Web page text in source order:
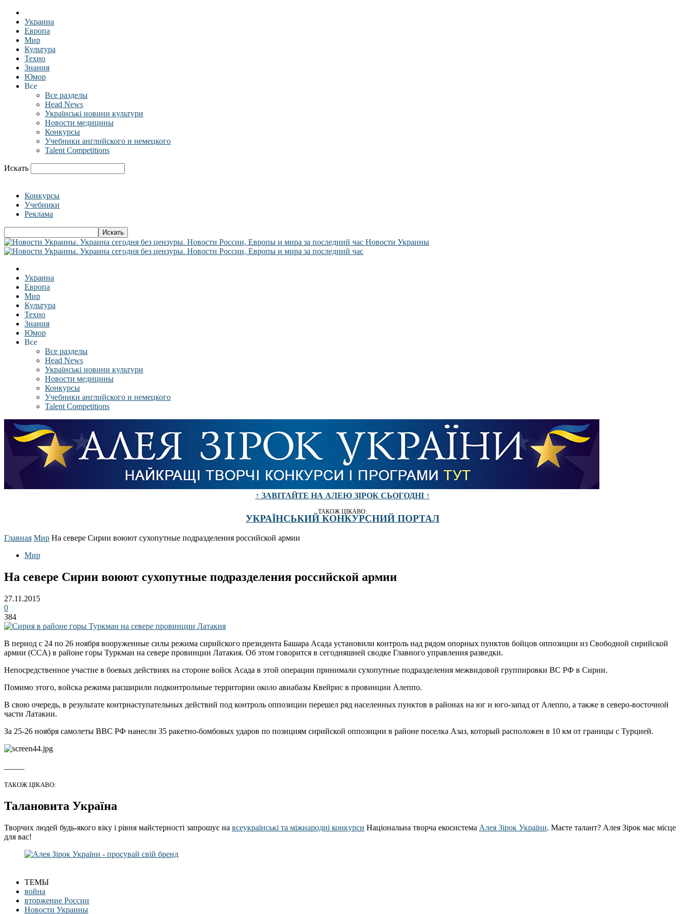
Украина
Европа
Мир
Культура
Техно
Знания
Юмор
Все
Все разделы
Head News
Українські новини культури
Новости медицины
Конкурсы
Учебники английского и немецкого
Talent Competitions
Искать
Конкурсы
Учебники
Реклама
Новости Украины
Украина
Европа
Мир
Культура
Техно
Знания
Юмор
Все
Все разделы
Head News
Українські новини культури
Новости медицины
Конкурсы
Учебники английского и немецкого
Talent Competitions
↑ ЗАВІТАЙТЕ НА АЛЕЮ ЗІРОК СЬОГОДНІ ↑
ТАКОЖ ЦІКАВО:
УКРАЇНСЬКИЙ КОНКУРСНИЙ ПОРТАЛ
Главная Мир На севере Сирии воюют сухопутные подразделения российской армии
Мир
На севере Сирии воюют сухопутные подразделения российской армии
27.11.2015
0
384
В период с 24 по 26 ноября вооруженные силы режима сирийского президента Башара Асада установили контроль над рядом опорных пунктов бойцов оппозиции из Свободной сирийской
армии (CCА) в районе горы Туркман на севере провинции Латакия. Об этом говорится в сегодняшней сводке Главного управления разведки.
Непосредственное участие в боевых действиях на стороне войск Асада в этой операции принимали сухопутные подразделения межвидовой группировки ВС РФ в Сирии.
Помимо этого, войска режима расширили подконтрольные территории около авиабазы Квейрис в провинции Алеппо.
В свою очередь, в результате контрнаступательных действий под контроль оппозиции перешел ряд населенных пунктов в районах на юг и юго-запад от Алеппо, а также в северо-восточной
части Латакии.
За 25-26 ноября самолеты ВВС РФ нанесли 35 ракетно-бомбовых ударов по позициям сирийской оппозиции в районе поселка Азаз, который расположен в 10 км от границы с Турцией.
ТАКОЖ ЦІКАВО:
Талановита Україна
Творчих людей будь-якого віку і рівня майстерності запрошує на всеукраїнські та міжнародні конкурси Національна творча екосистема Алея Зірок України. Маєте талант? Алея Зірок має місце
для вас!
ТЕМЫ
война
вторжение России
Новости Украины